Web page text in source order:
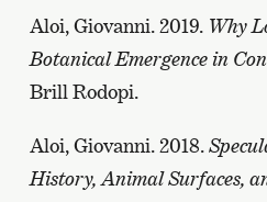
Aloi, Giovanni. 2019. Why
Botanical Emergence in
Brill Rodopi.
Aloi, Giovanni. 2018.
History, Animal Surfaces,